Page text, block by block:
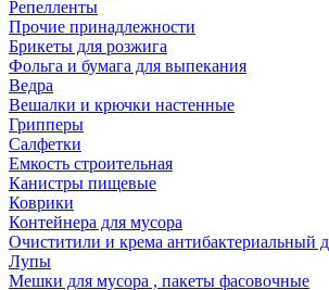
Репелленты
Прочие принадлежности
Брикеты для розжига
Фольга и бумага для выпекания
Ведра
Вешалки и крючки настенные
Грипперы
Салфетки
Емкость строительная
Канистры пищевые
Коврики
Контейнера для мусора
Очиститили и крема антибактериальный
Лупы
Мешки для мусора , пакеты фасовочные